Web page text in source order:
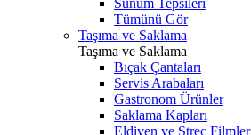
Sunum Tepsileri
Tümünü Gör
Taşıma ve Saklama
Taşıma ve Saklama
Bıçak Çantaları
Servis Arabaları
Gastronom Ürünler
Saklama Kapları
Eldiven ve Streç Filmler